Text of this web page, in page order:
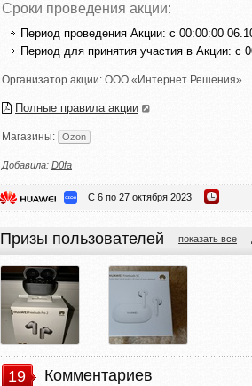
Сроки проведения акции:
Период проведения Акции: с 00:00:00
Период для принятия участия в Акции: с
Организатор акции: ООО «Интернет Решения»
Полные правила акции
Магазины: Ozon
Добавила: D0fa
С 6 по 27 октября 2023
Призы пользователей показать все
19 Комментариев